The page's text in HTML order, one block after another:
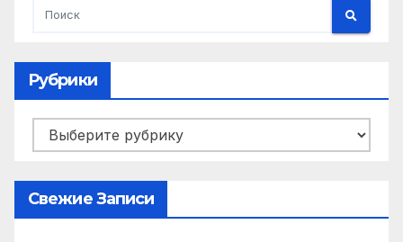
Рубрики
Рубрики
Свежие Записи